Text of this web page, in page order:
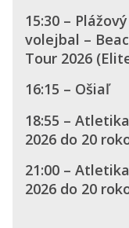
15:30 – Plážový
volejbal –
Tour 2026
16:15 – Ošiaľ
18:55 –
2026 do 20
21:00 –
2026 do 20